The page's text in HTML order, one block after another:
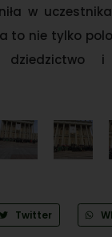
w
to nie tylko
Twitter